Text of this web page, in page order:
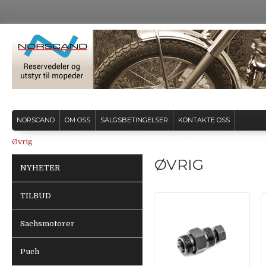
NORSCAND OM OSS SALGSBETINGELSER KONTAKTE OSS
Øvrig
NYHETER
TILBUD
Sachsmotorer
Puch
ØVRIG